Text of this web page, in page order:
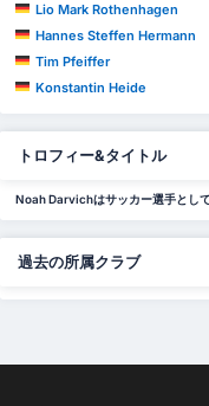
Lio Mark Rothenhagen
Hannes Steffen Hermann
Tim Pfeiffer
Konstantin Heide
トロフィー&タイトル
Noah Darvichはサッカー選手とし
過去の所属クラブ